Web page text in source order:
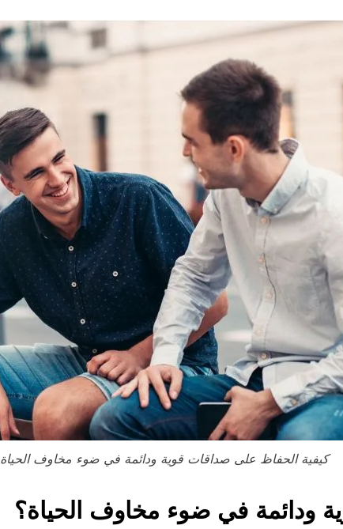
كيفية الحفاظ على صداقات قوية ودائمة في ضوء مخاوف الحياة
ودائمة في ضوء مخاوف الحياة؟